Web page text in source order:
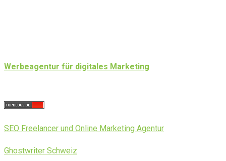
Werbeagentur für digitales Marketing
SEO Freelancer und Online Marketing Agentur
Ghostwriter Schweiz